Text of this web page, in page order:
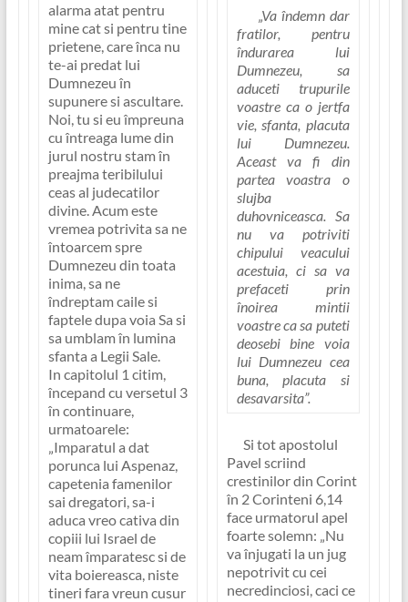
alarma atat pentru
mine cat si pentru tine
prietene, care înca nu
te-ai predat lui
Dumnezeu în
supunere si ascultare.
Noi, tu si eu împreuna
cu întreaga lume din
jurul nostru stam în
preajma teribilului
ceas al judecatilor
divine. Acum este
vremea potrivita sa ne
întoarcem spre
Dumnezeu din toata
inima, sa ne
îndreptam caile si
faptele dupa voia Sa si
sa umblam în lumina
sfanta a Legii Sale.
In capitolul 1 citim,
începand cu versetul 3
în continuare,
urmatoarele:
„Imparatul a dat
porunca lui Aspenaz,
capetenia famenilor
sai dregatori, sa-i
aduca vreo cativa din
copiii lui Israel de
neam împaratesc si de
vita boiereasca, niste
tineri fara vreun cusur
„Va îndemn dar
fratilor, pentru
îndurarea lui
Dumnezeu, sa
aduceti trupurile
voastre ca o jertfa
vie, sfanta, placuta
lui Dumnezeu.
Aceast va fi din
partea voastra o
slujba
duhovniceasca. Sa
nu va potriviti
chipului veacului
acestuia, ci sa va
prefaceti prin
înoirea mintii
voastre ca sa puteti
deosebi bine voia
lui Dumnezeu cea
buna, placuta si
desavarsita”.
Si tot apostolul
Pavel scriind
crestinilor din Corint
în 2 Corinteni 6,14
face urmatorul apel
foarte solemn: „Nu
va înjugati la un jug
nepotrivit cu cei
necredinciosi, caci ce